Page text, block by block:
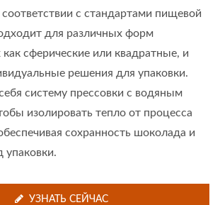
соответствии с стандартами пищевой
для различных форм
сферические или квадратные, и
решения для упаковки.
систему прессовки с водяным
изолировать тепло от процесса
сохранность шоколада и
упаковки.
УЗНАТЬ СЕЙЧАС